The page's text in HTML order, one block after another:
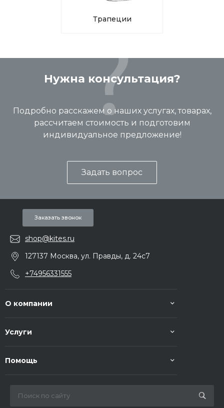
Трапеции
Нужна консультация?
Подробно расскажем о наших услугах, товарах,
рассчитаем стоимость и подготовим
индивидуальное предложение!
Задать вопрос
Заказать звонок
shop@kites.ru
127137 Москва, ул. Правды, д. 24с7
+74956331555
О компании
Услуги
Помощь